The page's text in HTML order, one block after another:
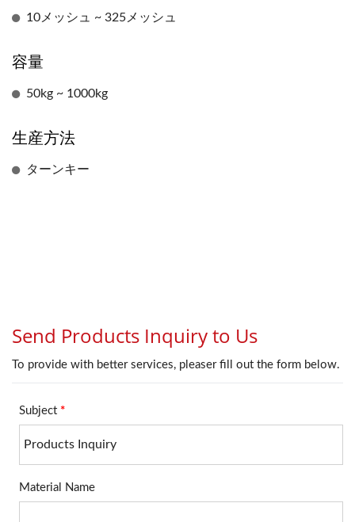
10メッシュ ~ 325メッシュ
容量
50kg ~ 1000kg
生産方法
ターンキー